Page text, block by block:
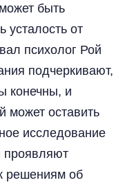
быть
усталость от
психолог Рой
подчеркивают,
конечны, и
может оставить
исследование
проявляют
решениям об